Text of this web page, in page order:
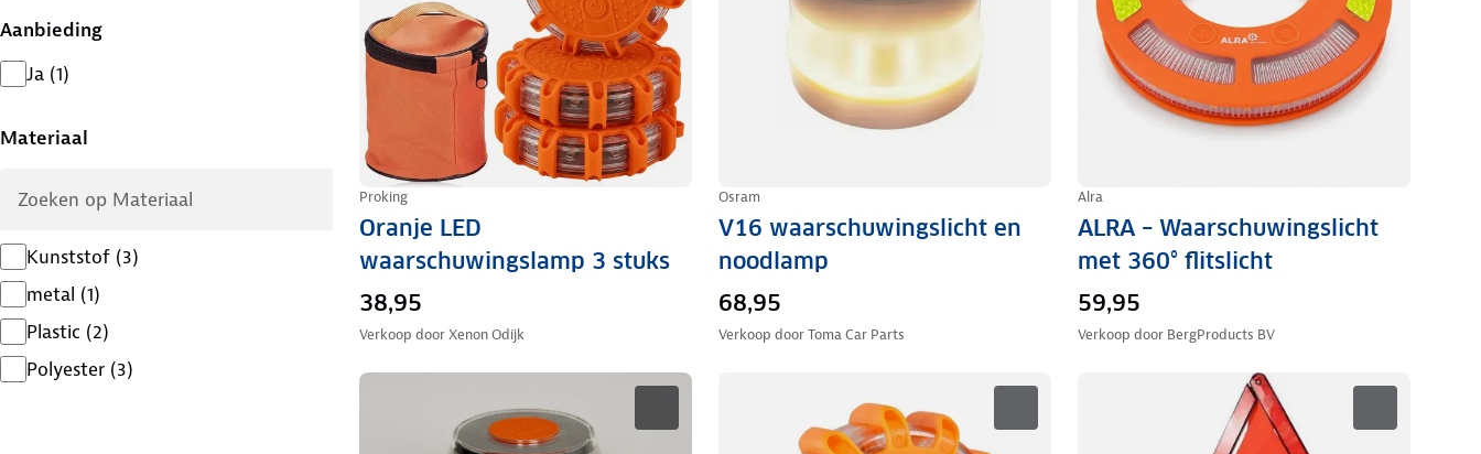
Aanbieding
Ja (1)
Materiaal
Kunststof (3)
metal (1)
Plastic (2)
Polyester (3)
Proking
Oranje LED
waarschuwingslamp 3 stuks
38,95
Verkoop doorXenon Odijk
Osram
V16 waarschuwingslicht en
noodlamp
68,95
Verkoop doorToma Car Parts
Alra
ALRA – Waarschuwingslicht
met 360° flitslicht
59,95
Verkoop door BergProducts BV